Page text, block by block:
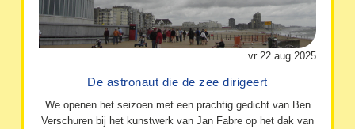
vr 22 aug 2025
De astronaut die de zee dirigeert
We openen het seizoen met een prachtig gedicht van Ben
Verschuren bij het kunstwerk van Jan Fabre op het dak van